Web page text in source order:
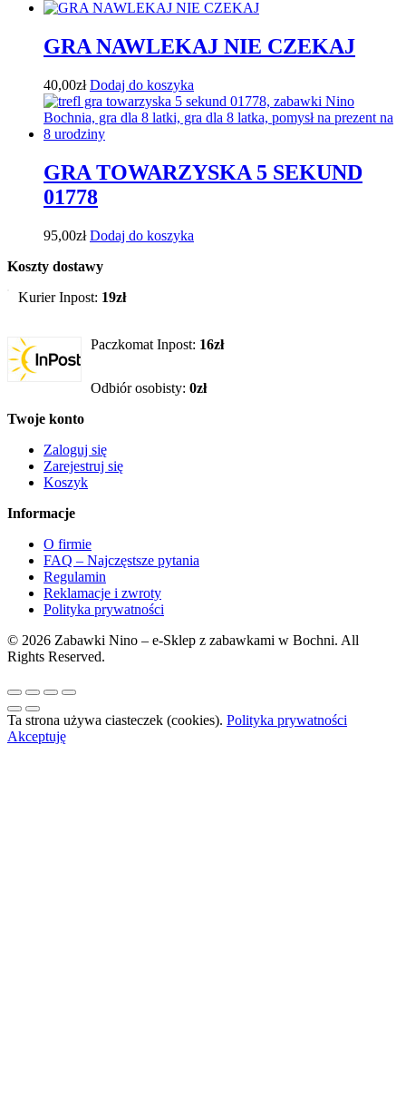
GRA NAWLEKAJ NIE CZEKAJ
40,00zł Dodaj do koszyka
GRA TOWARZYSKA 5 SEKUND
01778
95,00zł Dodaj do koszyka
Koszty dostawy
Kurier Inpost: 19zł
Paczkomat Inpost: 16zł
Odbiór osobisty: 0zł
Twoje konto
Zaloguj się
Zarejestruj się
Koszyk
Informacje
O firmie
FAQ – Najczęstsze pytania
Regulamin
Reklamacje i zwroty
Polityka prywatności
© 2026 Zabawki Nino – e-Sklep z zabawkami w Bochni. All
Rights Reserved.
Ta strona używa ciasteczek (cookies). Polityka prywatności
Akceptuję